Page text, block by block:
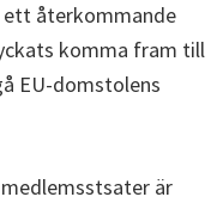
återkommande
komma fram till
EU-domstolens
är